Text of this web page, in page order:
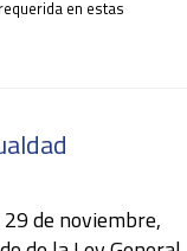
en estas
de noviembre,